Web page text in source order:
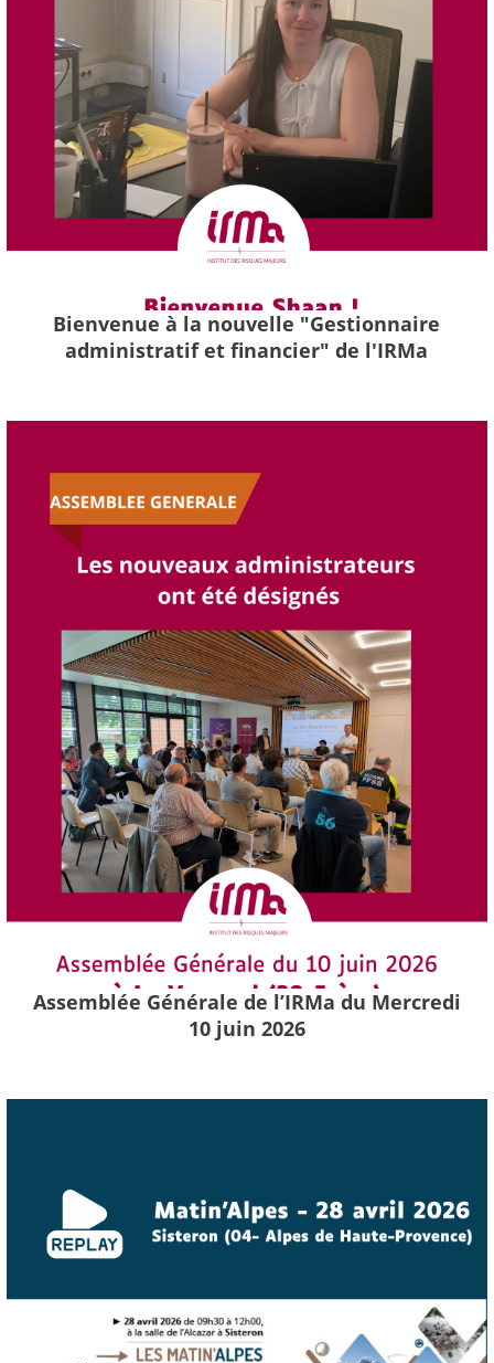
Bienvenue à la nouvelle "Gestionnaire
administratif et financier" de l'IRMa
Assemblée Générale de l’IRMa du Mercredi
10 juin 2026